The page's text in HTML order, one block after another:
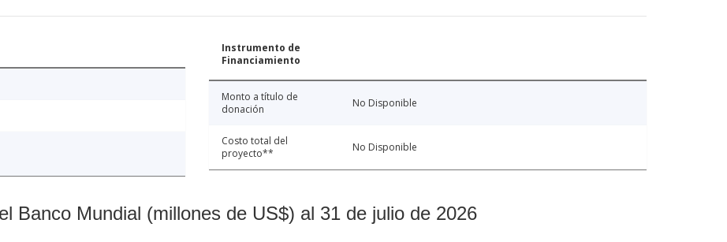
Instrumento de
Financiamiento
Monto a título de
donación
No Disponible
Costo total del
proyecto**
No Disponible
Banco Mundial (millones de US$) al 31 de julio de 2026